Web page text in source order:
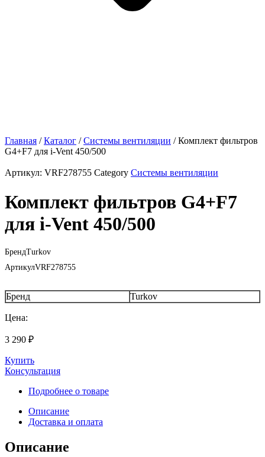
Главная /Каталог /Системы вентиляции / Комплект фильтров
G4+F7 для i-Vent 450/500
Артикул: VRF278755 Category Системы вентиляции
Комплект фильтров G4+F7
для i-Vent 450/500
БрендTurkov
АртикулVRF278755
Бренд Turkov
Цена:
3 290 ₽
Купить
Консультация
Подробнее о товаре
Описание
Доставка и оплата
Описание